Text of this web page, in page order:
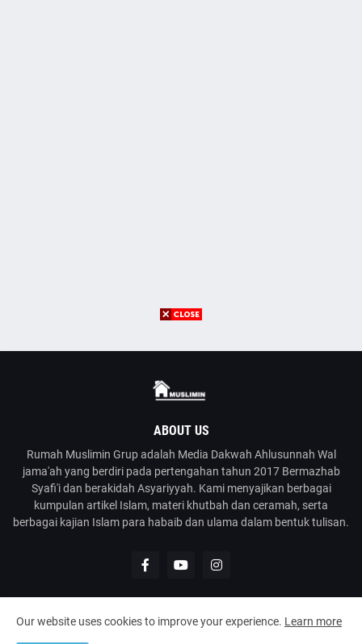
ABOUT US
Rumah Muslimin Grup adalah Media Dakwah Ahlusunnah Wal
jama'ah yang berdiri pada pertengahan tahun 2017 Bermazhab
Syafi'i dan berakidah Asyariyyah. Kami menyajikan berbagai
kumpulan artikel Islam, materi khutbah dan ceramah, serta
berbagai kajian Islam para habaib dan ulama dalam bentuk tulisan.
| Media Dakwah Ahlusunnah Wal Jama'ah
Our website uses cookies to improve your experience. Learn more